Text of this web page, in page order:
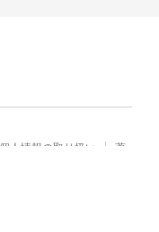
個人情報の取り扱い
著